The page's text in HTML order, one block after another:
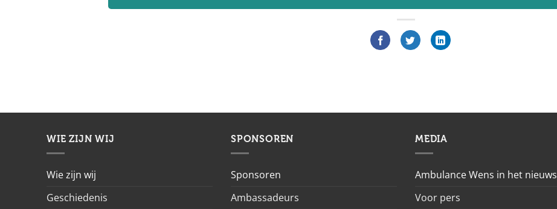
WIE ZIJN WIJ
Wie zijn wij
Geschiedenis
SPONSOREN
Sponsoren
Ambassadeurs
MEDIA
Ambulance Wens in het nieuws
Voor pers